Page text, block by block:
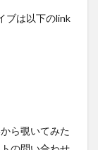
ブは以下のlink
ら覗いてみた